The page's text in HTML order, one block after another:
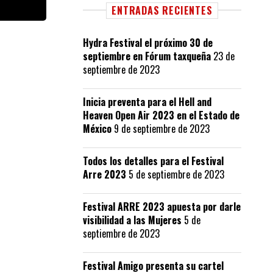
ENTRADAS RECIENTES
Hydra Festival el próximo 30 de
septiembre en Fórum taxqueña 23 de
septiembre de 2023
Inicia preventa para el Hell and
Heaven Open Air 2023 en el Estado de
México 9 de septiembre de 2023
Todos los detalles para el Festival
Arre 2023 5 de septiembre de 2023
Festival ARRE 2023 apuesta por darle
visibilidad a las Mujeres 5 de
septiembre de 2023
Festival Amigo presenta su cartel